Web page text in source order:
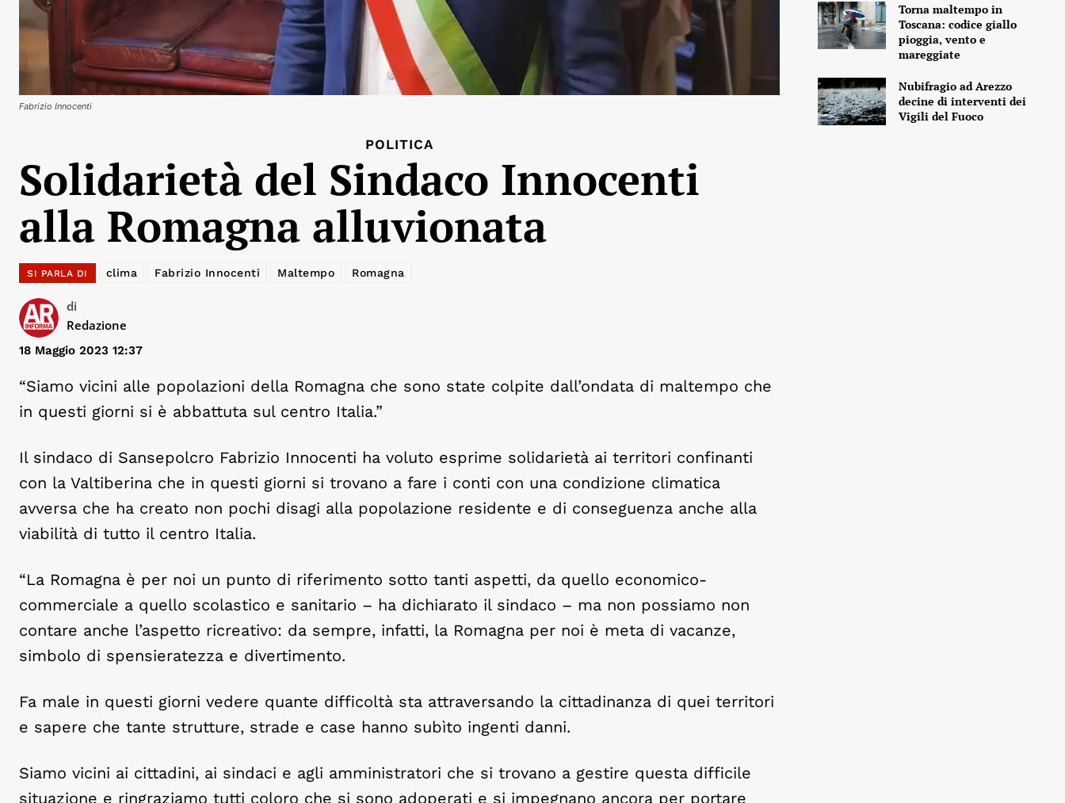
Fabrizio Innocenti
POLITICA
Solidarietà del Sindaco Innocenti
alla Romagna alluvionata
SI PARLA DI clima Fabrizio Innocenti Maltempo Romagna
di
Redazione
18 Maggio 2023 12:37
“Siamo vicini alle popolazioni della Romagna che sono state colpite dall’ondata di maltempo che
in questi giorni si è abbattuta sul centro Italia.”
Il sindaco di Sansepolcro Fabrizio Innocenti ha voluto esprime solidarietà ai territori confinanti
con la Valtiberina che in questi giorni si trovano a fare i conti con una condizione climatica
avversa che ha creato non pochi disagi alla popolazione residente e di conseguenza anche alla
viabilità di tutto il centro Italia.
“La Romagna è per noi un punto di riferimento sotto tanti aspetti, da quello economico-
commerciale a quello scolastico e sanitario – ha dichiarato il sindaco – ma non possiamo non
contare anche l’aspetto ricreativo: da sempre, infatti, la Romagna per noi è meta di vacanze,
simbolo di spensieratezza e divertimento.
Fa male in questi giorni vedere quante difficoltà sta attraversando la cittadinanza di quei territori
e sapere che tante strutture, strade e case hanno subìto ingenti danni.
Siamo vicini ai cittadini, ai sindaci e agli amministratori che si trovano a gestire questa difficile
situazione e ringraziamo tutti coloro che si sono adoperati e si impegnano ancora per portare
Torna maltempo in
Toscana: codice giallo
pioggia, vento e
mareggiate
Nubifragio ad Arezzo
decine di interventi dei
Vigili del Fuoco